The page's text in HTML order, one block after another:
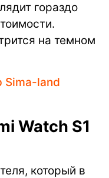
гораздо
на темном
Sima-land
Watch S1
который в